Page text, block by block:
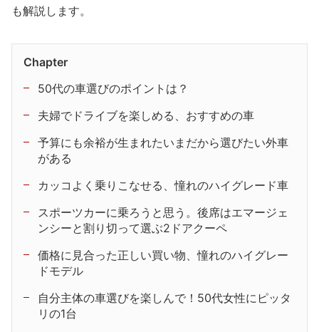
も解説します。
Chapter
50代の車選びのポイントは？
夫婦でドライブを楽しめる、おすすめの車
予算にも余裕が生まれたいまだから選びたい外車
がある
カッコよく乗りこなせる、憧れのハイグレード車
スポーツカーに乗ろうと思う。後席はエマージェ
ンシーと割り切って選ぶ2ドアクーペ
価格に見合った正しい買い物、憧れのハイグレー
ドモデル
自分主体の車選びを楽しんで！50代女性にピッタ
リの1台